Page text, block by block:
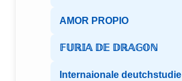
AMOR PROPIO
𝔽𝕌ℝ𝕀𝔸 𝔻𝔼 𝔻ℝ𝔸𝔾𝕆ℕ
Internaionale deutchstudie